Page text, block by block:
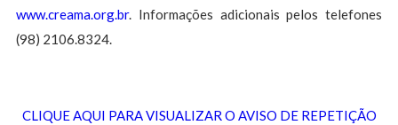
www.creama.org.br. Informações adicionais pelos telefones
(98) 2106.8324.
CLIQUE AQUI PARA VISUALIZAR O AVISO DE REPETIÇÃO